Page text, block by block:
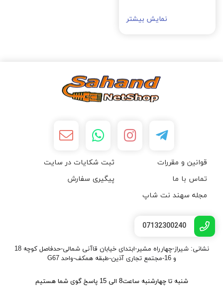
نمایش بیشتر
قوانین و مقررات
ثبت شکایات در سایت
تماس با ما
پیگیری سفارش
مجله سهند نت شاپ
07132300240
نشانی: شیراز-چهارراه مشیر-ابتدای خیابان قاآنی شمالی-حدفاصل کوچه 18
و 16-مجتمع تجاری آذین-طبقه همکف-واحد G67
شنبه تا چهارشنبه ساعت8 الی 15 پاسخ گوی شما هستیم